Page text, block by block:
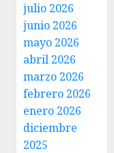
julio 2026
junio 2026
mayo 2026
abril 2026
marzo 2026
febrero 2026
enero 2026
diciembre
2025